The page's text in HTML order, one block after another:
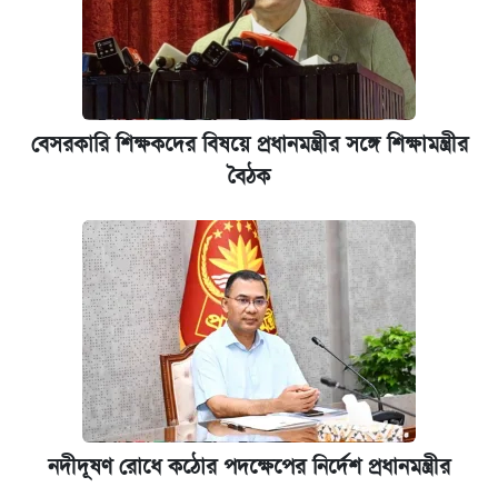
বেসরকারি শিক্ষকদের বিষয়ে প্রধানমন্ত্রীর সঙ্গে শিক্ষামন্ত্রীর
বৈঠক
নদীদূষণ রোধে কঠোর পদক্ষেপের নির্দেশ প্রধানমন্ত্রীর